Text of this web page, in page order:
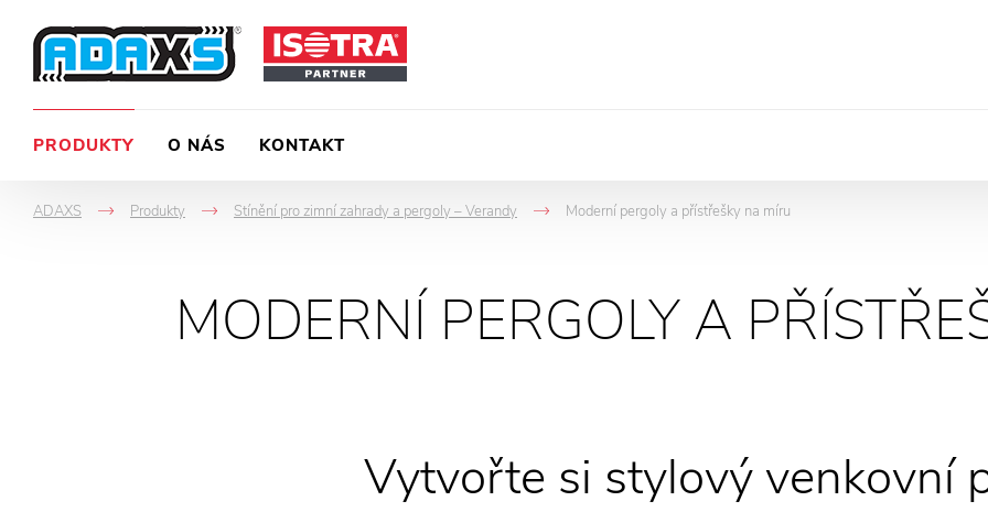
PRODUKTY O NÁS KONTAKT
ADAXS
->
Produkty
->
Stínění pro zimní zahrady a pergoly – Verandy Moderní pergoly a přístřešky na míru
MODERNÍ PERGOLY A
Vytvořte si stylový venkovní